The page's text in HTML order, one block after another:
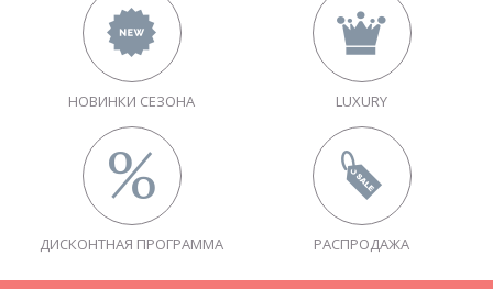
НОВИНКИ СЕЗОНА LUXURY
ДИСКОНТНАЯ ПРОГРАММА РАСПРОДАЖА